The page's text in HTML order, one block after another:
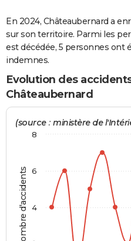
GUIDES D'ACHAT
BONS PLANS
CARTE DE VOEUX
Carte de Noël
Carte Bonne année
Carte Saint-Valentin
Carte Pâques
Carte d'anniversaire
DICTIONNAIRE
Dictionnaire
Biographies
Citations
Expressions
Proverbes
PROGRAMME TV
S'inscrire
Se connecter
Lycées
Collèges
Primaires
Universités
Entreprises
Service militaire
Avis de recherche
AVIS DE DÉCÈS
FORUM
Bricolage
Lifestyle
Culture
Sport
Auto
Television
Voyage
Cinema
En 2024, Châteaubernard a
sur son territoire. Parmi les
est décédée, 5 personnes ont
indemnes.
Evolution des
Châteaubernard
Nombre d'accidents
(source : ministère de
4
6
8